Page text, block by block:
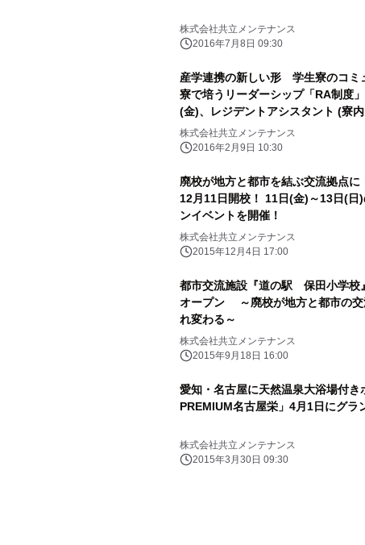
株式会社共立メンテナンス
2016年7月8日 09:30
産学連携の新しい形 学生寮のコミ
寮で培うリーダーシップ「RA制度
(金)、レジデントアシスタント (寮
ダー)発表会を開催
株式会社共立メンテナンス
2016年2月9日 10:30
廃校が地方と都市を結ぶ交流拠点
12月11日開校！ 11日(金)～13日(日
ンイベントを開催！
株式会社共立メンテナンス
2015年12月4日 17:00
都市交流施設『道の駅 保田小学校
オープン ～廃校が地方と都市の交
れ変わる～
株式会社共立メンテナンス
2015年9月18日 16:00
愛知・名古屋に天然温泉大浴場付き
PREMIUM名古屋栄」4月1日にグラ
株式会社共立メンテナンス
2015年3月30日 09:30